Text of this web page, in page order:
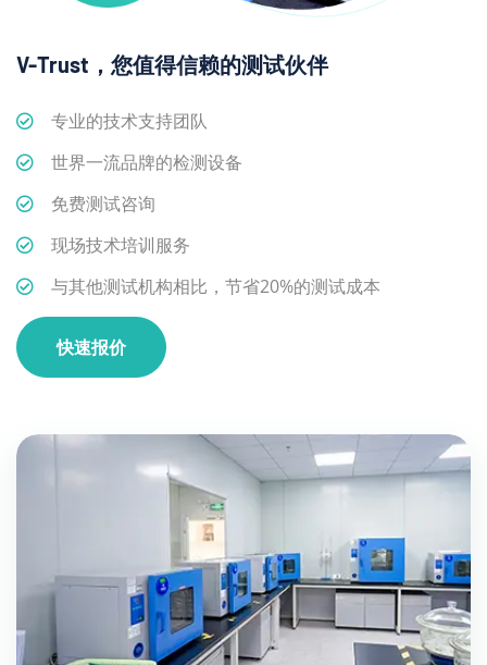
V-Trust，您值得信赖的测试伙伴
专业的技术支持团队
世界一流品牌的检测设备
免费测试咨询
现场技术培训服务
与其他测试机构相比，节省20%的测试成本
快速报价